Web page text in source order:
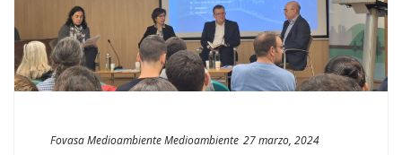
Fovasa MedioambienteMedioambiente 27 marzo, 2024